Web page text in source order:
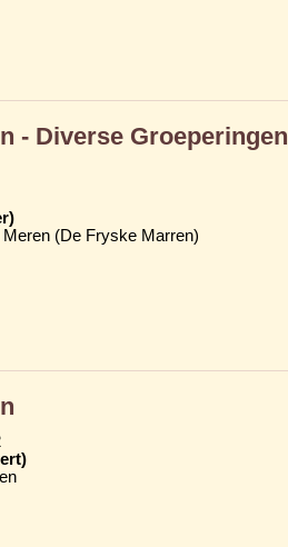
- Diverse Groeperingen
(De Fryske Marren)